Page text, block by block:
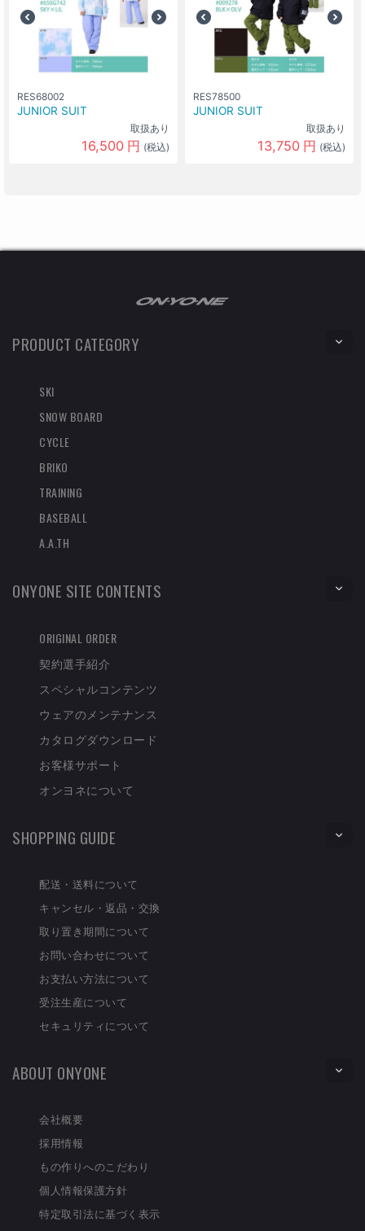
RES68002
JUNIOR SUIT
取扱あり
16,500 円 (税込)
RES78500
JUNIOR SUIT
取扱あり
13,750 円 (税込)
PRODUCT CATEGORY
SKI
SNOW BOARD
CYCLE
BRIKO
TRAINING
BASEBALL
A.A.TH
ONYONE SITE CONTENTS
ORIGINAL ORDER
契約選手紹介
スペシャルコンテンツ
ウェアのメンテナンス
カタログダウンロード
お客様サポート
オンヨネについて
SHOPPING GUIDE
配送・送料について
キャンセル・返品・交換
取り置き期間について
お問い合わせについて
お支払い方法について
受注生産について
セキュリティについて
ABOUT ONYONE
会社概要
採用情報
もの作りへのこだわり
個人情報保護方針
特定取引法に基づく表示